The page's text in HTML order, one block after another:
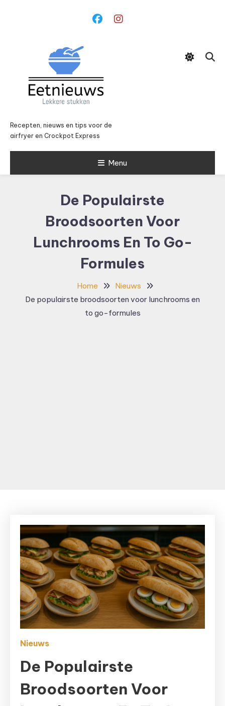
Recepten, nieuws en tips voor de
airfryer en Crockpot Express
Menu
De Populairste
Broodsoorten Voor
Lunchrooms En To Go-
Formules
Home
Nieuws
De populairste broodsoorten voor lunchrooms en
to go-formules
Nieuws
De Populairste
Broodsoorten Voor